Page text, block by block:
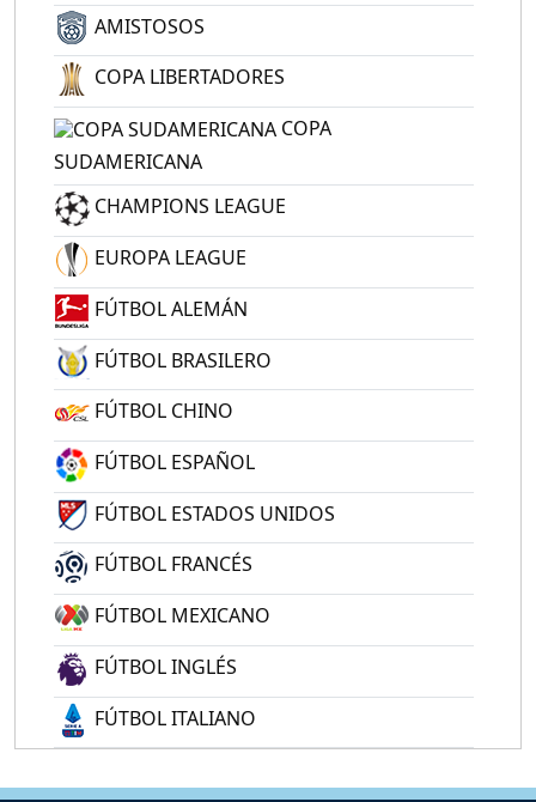
AMISTOSOS
COPA LIBERTADORES
COPA
SUDAMERICANA
CHAMPIONS LEAGUE
EUROPA LEAGUE
FÚTBOL ALEMÁN
FÚTBOL BRASILERO
FÚTBOL CHINO
FÚTBOL ESPAÑOL
FÚTBOL ESTADOS UNIDOS
FÚTBOL FRANCÉS
FÚTBOL MEXICANO
FÚTBOL INGLÉS
FÚTBOL ITALIANO